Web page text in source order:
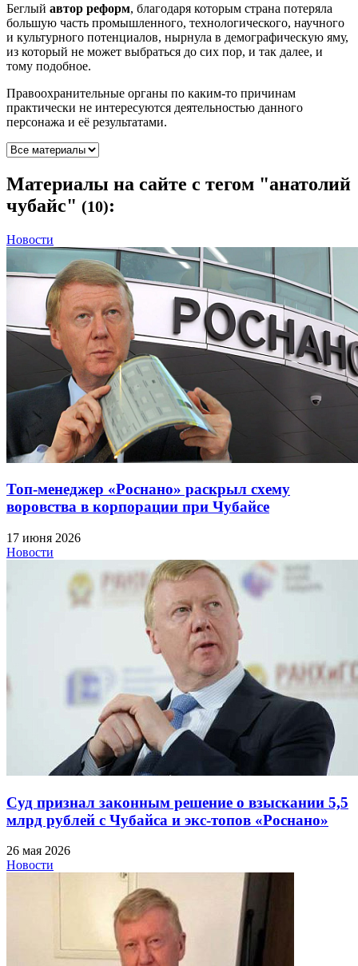
Беглый автор реформ, благодаря которым страна потеряла
большую часть промышленного, технологического, научного
и культурного потенциалов, нырнула в демографическую яму,
из который не может выбраться до сих пор, и так далее, и
тому подобное.
Правоохранительные органы по каким-то причинам
практически не интересуются деятельностью данного
персонажа и её результатами.
Материалы на сайте с тегом "анатолий
чубайс" (10):
Новости
Топ-менеджер «Роснано» раскрыл схему
воровства в корпорации при Чубайсе
17 июня 2026
Новости
Суд признал законным решение о взыскании 5,5
млрд рублей с Чубайса и экс-топов «Роснано»
26 мая 2026
Новости